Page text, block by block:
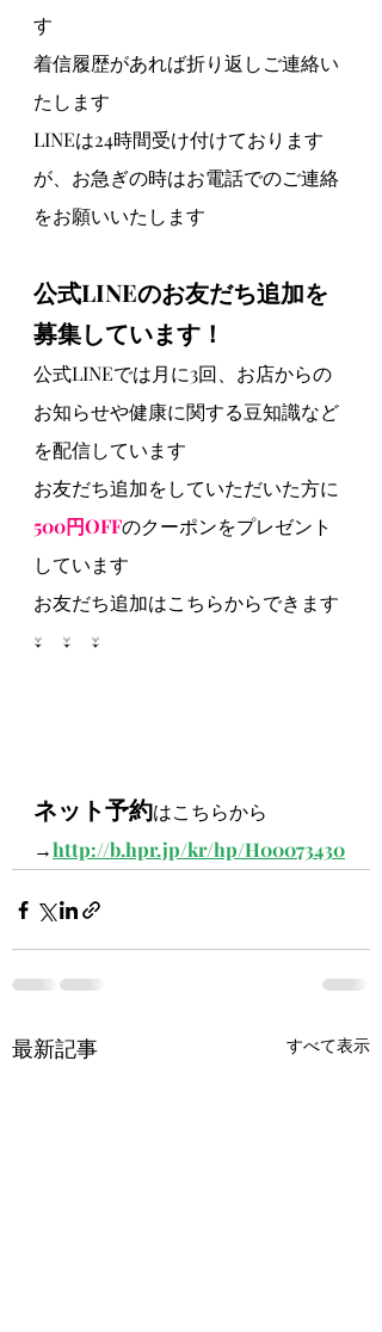
す
着信履歴があれば折り返しご連絡い
たします
LINEは24時間受け付けております
が、お急ぎの時はお電話でのご連絡
をお願いいたします
公式LINEのお友だち追加を
募集しています！
公式LINEでは月に3回、お店からの
お知らせや健康に関する豆知識など
を配信しています
お友だち追加をしていただいた方に
500円OFFのクーポンをプレゼント
しています
お友だち追加はこちらからできます
↓　↓　↓
ネット予約はこちらから
→http://b.hpr.jp/kr/hp/H00073430
最新記事 すべて表示